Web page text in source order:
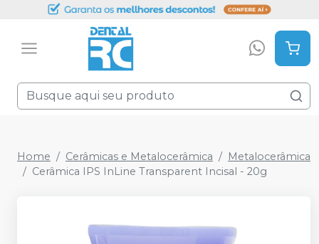
Home Cerâmicas e Metalocerâmica
Metalocerâmica
Cerâmica IPS InLine Transparent Incisal - 20g